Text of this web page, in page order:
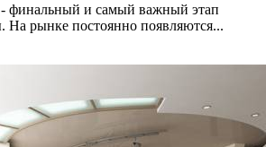
- финальный и самый важный этап
На рынке постоянно появляются...